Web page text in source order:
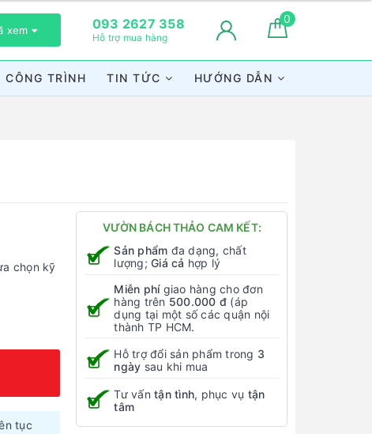
xem 093 2627 358
Hỗ trợ mua hàng
0
CÔNG TRÌNH TIN TỨC HƯỚNG DẪN
chọn kỹ
tục
VƯỜN BÁCH THẢO CAM KẾT:
Sản phẩm đa dạng, chất
lượng;Giá cả hợp lý
Miễn phígiao hàng cho đơn
hàng trên 500.000 đ (áp
dụng tại một số các quận nội
thành TP HCM.
Hỗ trợ đổi sản phẩm trong 3
ngày sau khi mua
Tư vấntận tình, phục vụ tận
tâm